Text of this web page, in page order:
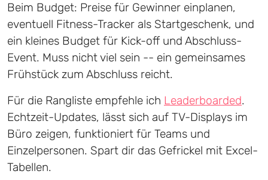
Beim Budget: Preise für Gewinner einplanen,
eventuell Fitness-Tracker als Startgeschenk, und
ein kleines Budget für Kick-off und Abschluss-
Event. Muss nicht viel sein -- ein gemeinsames
Frühstück zum Abschluss reicht.
Für die Rangliste empfehle ich Leaderboarded.
Echtzeit-Updates, lässt sich auf TV-Displays im
Büro zeigen, funktioniert für Teams und
Einzelpersonen. Spart dir das Gefrickel mit Excel-
Tabellen.